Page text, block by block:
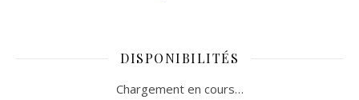
DISPONIBILITÉS
Chargement en cours…